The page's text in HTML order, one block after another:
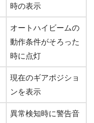
時の表示
オートハイビームの
動作条件がそろった
時に点灯
現在のギアポジショ
ンを表示
異常検知時に警告音